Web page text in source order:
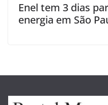
Enel tem 3 dias
energia em São